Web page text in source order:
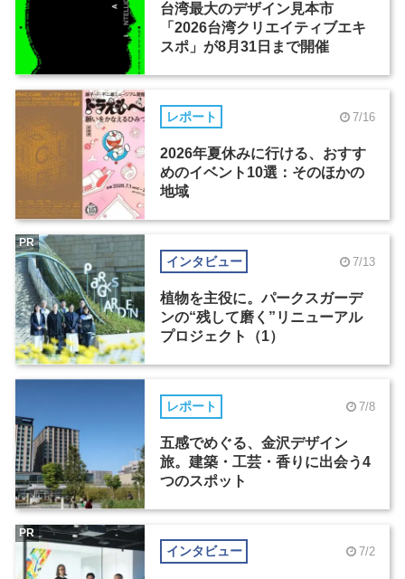
台湾最大のデザイン見本市
「2026台湾クリエイティブエキ
スポ」が8月31日まで開催
レポート 7/16
2026年夏休みに行ける、おすす
めのイベント10選：そのほかの
地域
インタビュー 7/13
植物を主役に。パークスガーデ
ンの“残して磨く”リニューアル
プロジェクト（1）
PR
レポート 7/8
五感でめぐる、金沢デザイン
旅。建築・工芸・香りに出会う4
つのスポット
インタビュー 7/2
PR